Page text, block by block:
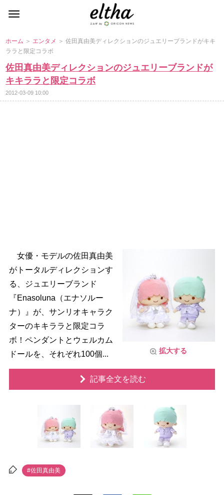
ホーム ＞ エンタメ ＞ 佐田真由美ディレクションのジュエリーブランドがキキ
ララと限定コラボ
佐田真由美ディレクションのジュエリーブランドが
キキララと限定コラボ
2012-03-09 10:00
拡大する
女優・モデルの佐田真由美
がトータルディレクションす
る、ジュエリーブランド
『Enasoluna（エナソルー
ナ）』が、サンリオキャラク
ターのキキララと限定コラ
ボ！ペンダントとウェルカム
ドールを、それぞれ100個...
記事全文を読む
#佐田真由美